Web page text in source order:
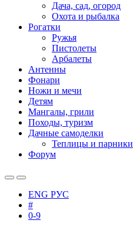
Дача, сад, огород
Охота и рыбалка
Рогатки
Ружья
Пистолеты
Арбалеты
Антенны
Фонари
Ножи и мечи
Детям
Мангалы, грили
Походы, туризм
Дачные самоделки
Теплицы и парники
Форум
ENG РУС
#
0-9